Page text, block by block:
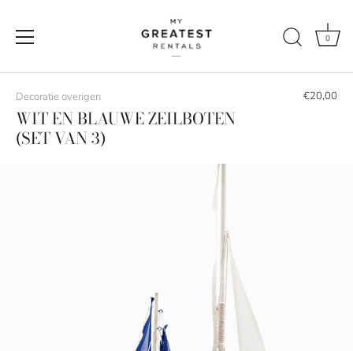
content
0
Decoratie overigen €20,00
WIT EN BLAUWE ZEILBOTEN
(SET VAN 3)